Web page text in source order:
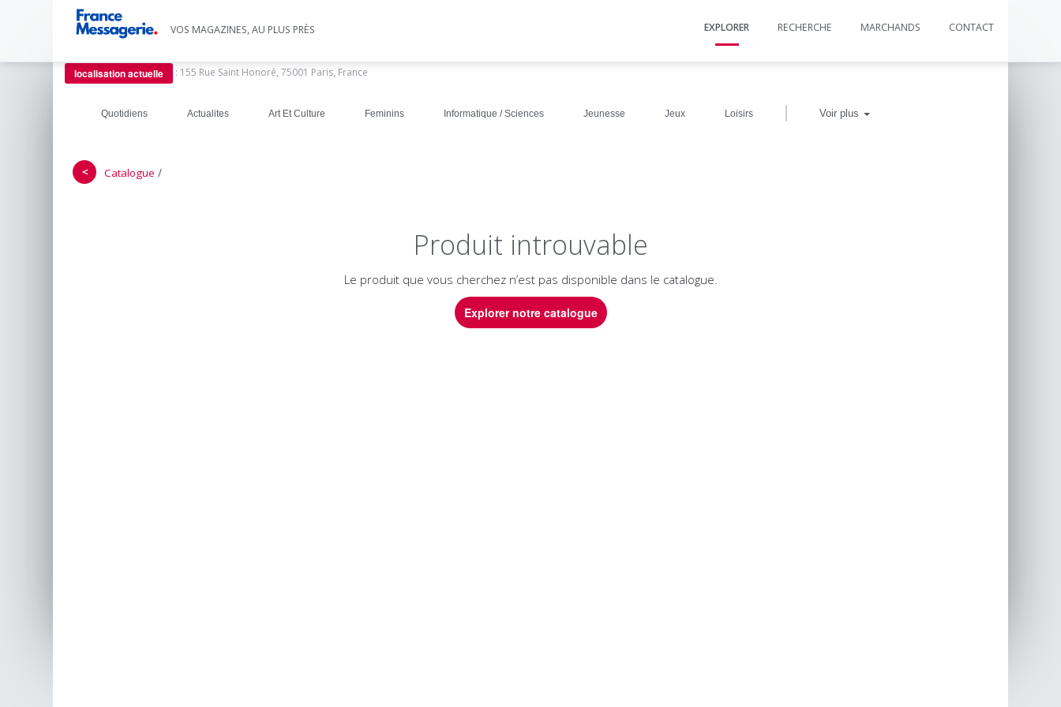
VOS MAGAZINES, AU PLUS PRÈS EXPLORER RECHERCHE MARCHANDS CONTACT
localisation actuelle : 155 Rue Saint Honoré, 75001 Paris, France
Quotidiens Actualites Art Et Culture Feminins Informatique / Sciences Jeunesse Jeux Loisirs | Voir plus
＜ Catalogue /
Produit introuvable
Le produit que vous cherchez n’est pas disponible dans le catalogue.
Explorer notre catalogue